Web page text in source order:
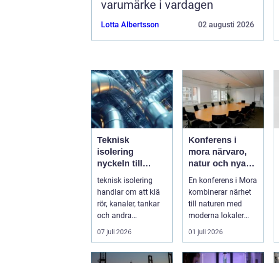
varumärke i vardagen
Lotta Albertsson 02 augusti 2026
Teknisk
isolering
nyckeln till
energieffektiva
och driftsäkra
anläggningar
teknisk isolering
handlar om att klä
rör, kanaler, tankar
och andra
installationer med
isolermateria...
07 juli 2026
Konferens i
mora närvaro,
natur och nya
idéer
En konferens i Mora
kombinerar närhet
till naturen med
moderna lokaler
och personlig
service. För må...
01 juli 2026